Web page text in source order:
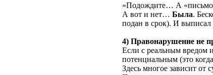
«Подождите… А «письмо
А вот и нет… Была.
подан в срок). И
4) Правонарушение не
Если с реальным вредом
потенциальным (это
Здесь многое зависит от